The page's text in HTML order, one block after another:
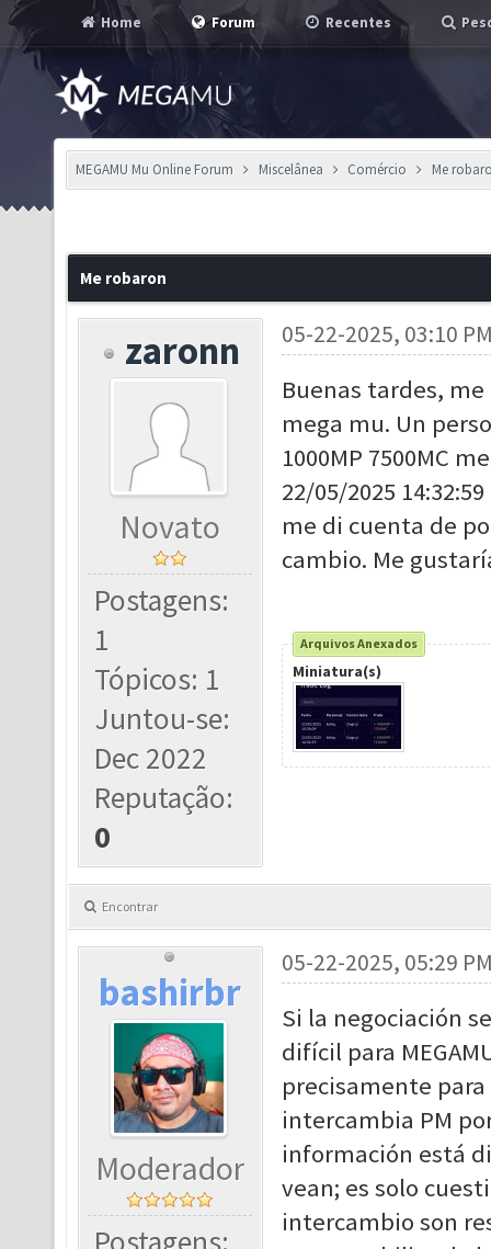
Home Forum Recentes
MEGAMU Mu Online Forum Miscelânea Comércio Me
Me robaron
zaronn
Novato
Postagens:
1
Tópicos: 1
Juntou-se:
Dec 2022
Reputação:
0
05-22-2025, 03:10
Buenas tardes,
mega mu. Un
1000MP 7500MC
22/05/2025
me di cuenta de
cambio. Me
Arquivos Anexados
Miniatura(s)
Encontrar
bashirbr
Moderador
05-22-2025, 05:29
Si la negociación
difícil para
precisamente
intercambia PM
información está
vean; es solo
intercambio son